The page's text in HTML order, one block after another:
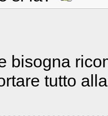
bisogna
tutto